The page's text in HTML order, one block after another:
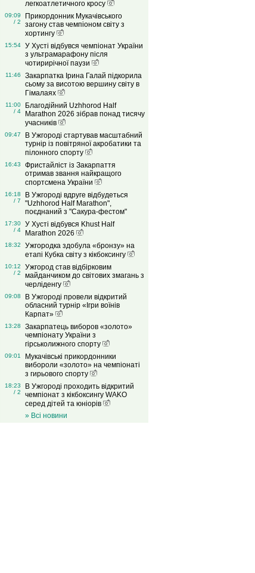
легкоатлетичного кросу
09:09
/ 2
Прикордонник Мукачівського
загону став чемпіоном світу з
хортингу
15:54
У Хусті відбувся чемпіонат України
з ультрамарафону після
чотирирічної паузи
11:46
Закарпатка Ірина Галай підкорила
сьому за висотою вершину світу в
Гімалаях
11:00
/ 4
Благодійний Uzhhorod Half
Marathon 2026 зібрав понад тисячу
учасників
09:47
В Ужгороді стартував масштабний
турнір із повітряної акробатики та
пілонного спорту
16:43
Фристайліст із Закарпаття
отримав звання найкращого
спортсмена України
16:18
/ 7
В Ужгороді вдруге відбудеться
"Uzhhorod Half Marathon",
поєднаний з "Сакура-фестом"
17:30
/ 4
У Хусті відбувся Khust Half
Marathon 2026
18:32
Ужгородка здобула «бронзу» на
етапі Кубка світу з кікбоксингу
10:12
/ 2
Ужгород став відбірковим
майданчиком до світових змагань з
черліденгу
09:08
В Ужгороді провели відкритий
обласний турнір «Ігри воїнів
Карпат»
13:28
Закарпатець виборов «золото»
чемпіонату України з
гірськолижного спорту
09:01
Мукачівські прикордонники
вибороли «золото» на чемпіонаті
з гирьового спорту
18:23
/ 2
В Ужгороді проходить відкритий
чемпіонат з кікбоксингу WAKO
серед дітей та юніорів
» Всі новини